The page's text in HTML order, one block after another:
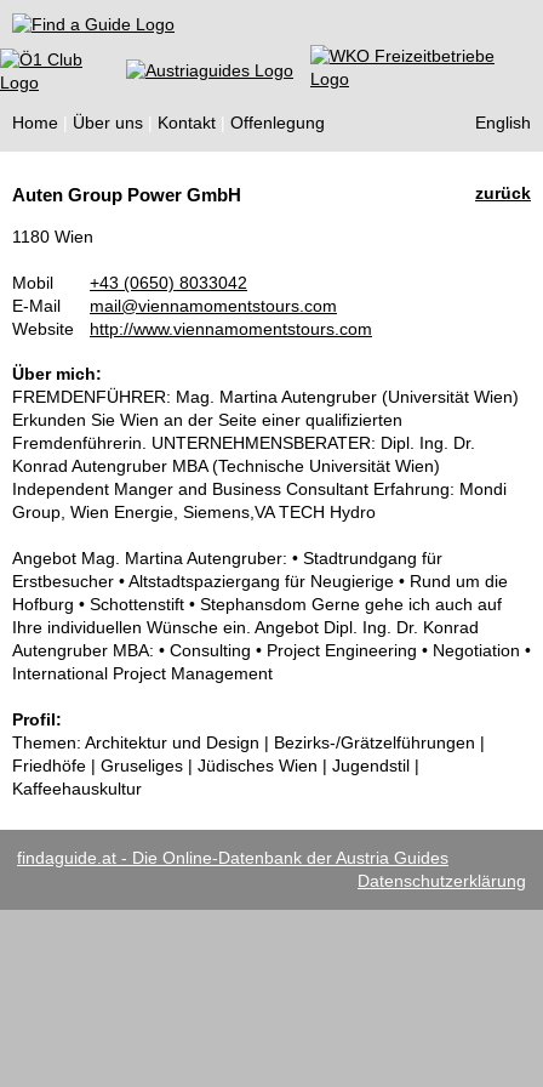
Find a Guide
Home Über uns Kontakt Offenlegung English
Guides
zurück
Auten Group Power GmbH
1180 Wien
Mobil
+43 (0650) 8033042
E-Mail
mail@viennamomentstours.com
Website
http://www.viennamomentstours.com
Über mich:
FREMDENFÜHRER: Mag. Martina Autengruber (Universität Wien)
Erkunden Sie Wien an der Seite einer qualifizierten
Fremdenführerin. UNTERNEHMENSBERATER: Dipl. Ing. Dr.
Konrad Autengruber MBA (Technische Universität Wien)
Independent Manger and Business Consultant Erfahrung: Mondi
Group, Wien Energie, Siemens,VA TECH Hydro
Angebot Mag. Martina Autengruber: • Stadtrundgang für
Erstbesucher • Altstadtspaziergang für Neugierige • Rund um die
Hofburg • Schottenstift • Stephansdom Gerne gehe ich auch auf
Ihre individuellen Wünsche ein. Angebot Dipl. Ing. Dr. Konrad
Autengruber MBA: • Consulting • Project Engineering • Negotiation •
International Project Management
Profil:
Themen: Architektur und Design | Bezirks-/Grätzelführungen |
Friedhöfe | Gruseliges | Jüdisches Wien | Jugendstil |
Kaffeehauskultur
findaguide.at - Die Online-Datenbank der Austria Guides
Datenschutzerklärung